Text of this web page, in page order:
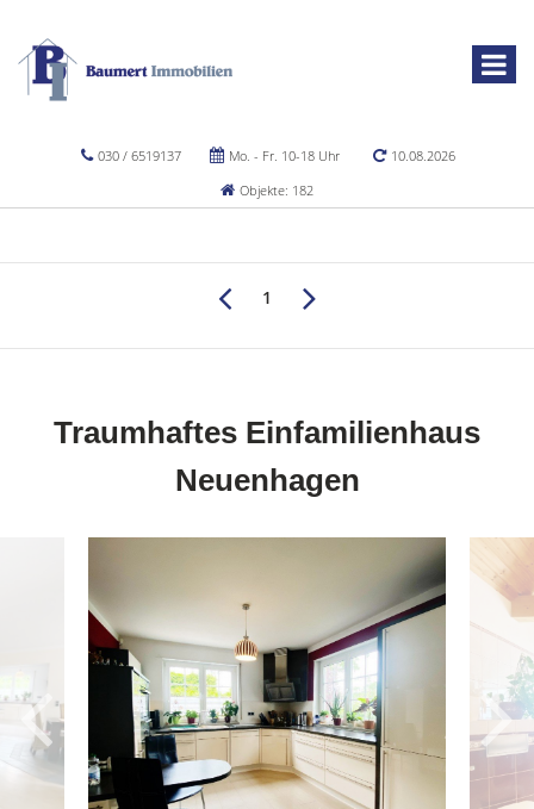
030 / 6519137 Mo. - Fr. 10-18 Uhr
10.08.2026
Objekte: 182
1
Traumhaftes Einfamilienhaus
Neuenhagen